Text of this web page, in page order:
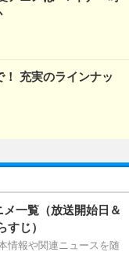
充実のラインナッ
メ一覧（放送開始日＆
じ）
情報や関連ニュースを随